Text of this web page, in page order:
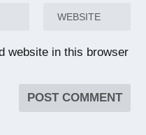
website in this browser